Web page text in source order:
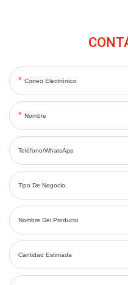
Correo Electrónico
Nombre
Teléfono/WhatsApp
Tipo De Negocio
Nombre Del Producto
Cantidad Estimada